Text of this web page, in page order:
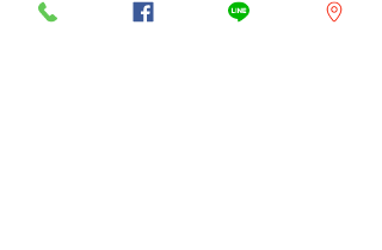
โพสต์ล่าสุด ดูทั้งหมด